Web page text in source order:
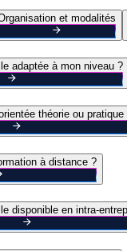
et modalités
adaptée à mon niveau ?
théorie ou pratique
à distance ?
disponible en intra-